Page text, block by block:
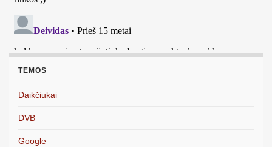
TEMOS
Daikčiukai
DVB
Google